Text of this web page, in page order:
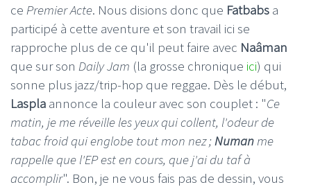
ce PremierActe. Nous disions donc que Fatbabs a
participé à cette aventure et son travail ici se
rapproche plus de ce qu'il peut faire avec Naâman
que sur son Daily Jam (la grosse chronique ici) qui
sonne plus jazz/trip-hop que reggae. Dès le début,
Laspla annonce la couleur avec son couplet : "Ce
matin, je me réveille les yeux qui collent, l'odeur de
tabac froid qui englobe tout mon nez ; Numan me
rappelle que l'EP est en cours, que j'ai du taf à
accomplir". Bon, je ne vous fais pas de dessin, vous